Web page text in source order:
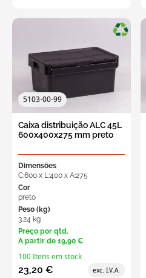
5103-00-99
Caixa distribuição ALC 45L
600x400x275 mm preto
Dimensões
C:600 x L:400 x A:275
Cor
preto
Peso (kg)
3.24 kg
Preço por qtd.
A partir de 19,90 €
100 Itens em stock
23,20 €